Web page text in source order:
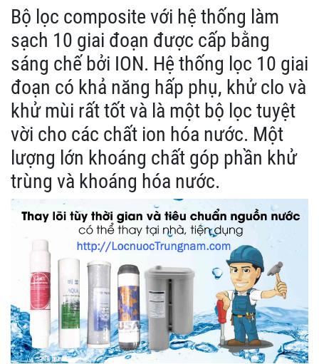
Bộ lọc composite với hệ thống làm
sạch 10 giai đoạn được cấp bằng
sáng chế bởi ION. Hệ thống lọc 10 giai
đoạn có khả năng hấp phụ, khử clo và
khử mùi rất tốt và là một bộ lọc tuyệt
vời cho các chất ion hóa nước. Một
lượng lớn khoáng chất góp phần khử
trùng và khoáng hóa nước.